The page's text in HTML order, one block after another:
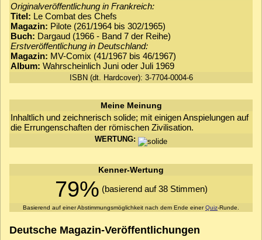
Originalveröffentlichung in Frankreich:
Titel: Le Combat des Chefs
Magazin: Pilote (261/1964 bis 302/1965)
Buch: Dargaud (1966 - Band 7 der Reihe)
Erstveröffentlichung in Deutschland:
Magazin: MV-Comix (41/1967 bis 46/1967)
Album: Wahrscheinlich Juni oder Juli 1969
ISBN (dt. Hardcover): 3-7704-0004-6
Meine Meinung
Inhaltlich und zeichnerisch solide; mit einigen Anspielungen auf
die Errungenschaften der römischen Zivilisation.
WERTUNG:
Kenner-Wertung
79% (basierend auf 38 Stimmen)
Basierend auf einer Abstimmungsmöglichkeit nach dem Ende einerQuiz-Runde.
Deutsche Magazin-Veröffentlichungen